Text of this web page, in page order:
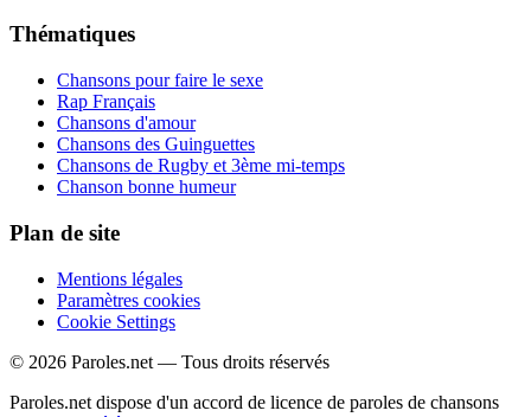
Thématiques
Chansons pour faire le sexe
Rap Français
Chansons d'amour
Chansons des Guinguettes
Chansons de Rugby et 3ème mi-temps
Chanson bonne humeur
Plan de site
Mentions légales
Paramètres cookies
Cookie Settings
© 2026 Paroles.net — Tous droits réservés
Paroles.net dispose d'un accord de licence de paroles de chansons